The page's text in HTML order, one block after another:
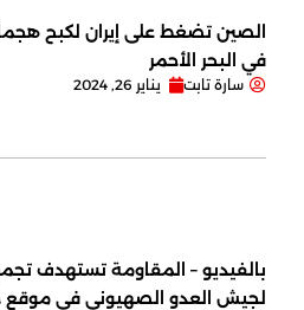
الصين تضغط على إيران لكبح
في البحر الأحمر
سارة تابت يناير 26, 2024
بالفيديو – المقاومة تستهدف
لجيش العدو الصهيوني في موقع